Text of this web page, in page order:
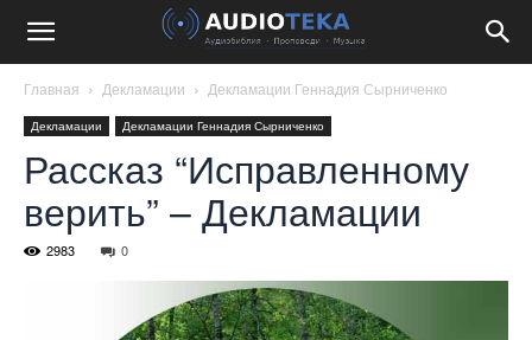
Главная Декламации Декламации Геннадия Сырниченко
Декламации Декламации Геннадия Сырниченко
Рассказ “Исправленному
верить” – Декламации
2983 0